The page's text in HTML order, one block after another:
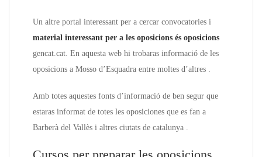
Un altre portal interessant per a cercar convocatories i
material interessant per a les oposicions és oposicions
gencat.cat. En aquesta web hi trobaras informació de les
oposicions a Mosso d’Esquadra entre moltes d’altres .
Amb totes aquestes fonts d’informació de ben segur que
estaras informat de totes les oposiciones que es fan a
Barberà del Vallès i altres ciutats de catalunya .